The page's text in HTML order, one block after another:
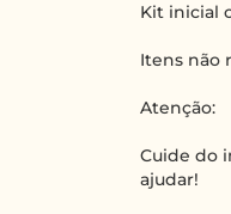
Kit inicial
Itens não
Atenção:
Cuide do
ajudar!